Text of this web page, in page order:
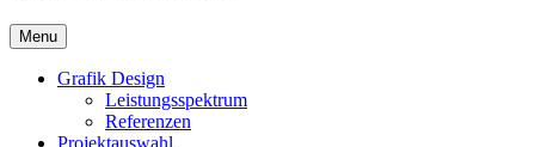
Menu
Grafik Design
Leistungsspektrum
Referenzen
Projektauswahl